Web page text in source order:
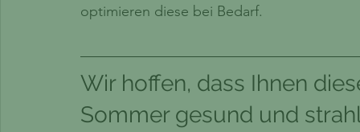
optimieren diese bei Bedarf.
Wir hoffen, dass Ihnen
Sommer gesund und